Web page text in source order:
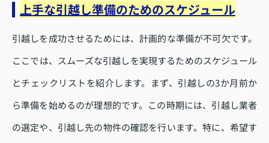
上手な引越し準備のためのスケジュール
引越しを成功させるためには、計画的な準備が不可欠です。
ここでは、スムーズな引越しを実現するためのスケジュール
とチェックリストを紹介します。まず、引越しの3か月前か
ら準備を始めるのが理想的です。この時期には、引越し業者
の選定や、引越し先の物件の確認を行います。特に、希望す